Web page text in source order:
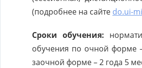
(подробнее на сайте do.ui-
Сроки обучения:
обучения по очной форме
заочной форме – 2 года 5